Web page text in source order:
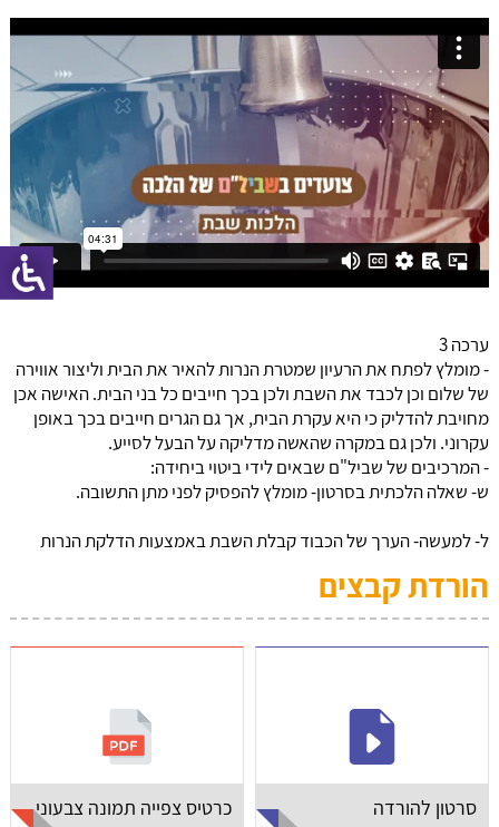
ערכה 3
- מומלץ לפתח את הרעיון שמטרת הנרות להאיר את הבית וליצור אווירה
של שלום וכן לכבד את השבת ולכן בכך חייבים כל בני הבית. האישה אכן
מחויבת להדליק כי היא עקרת הבית, אך גם הגרים חייבים בכך באופן
עקרוני. ולכן גם במקרה שהאשה מדליקה על הבעל לסייע.
- המרכיבים של שביל"ם שבאים לידי ביטוי ביחידה:
ש- שאלה הלכתית בסרטון- מומלץ להפסיק לפני מתן התשובה.
ל- למעשה- הערך של הכבוד קבלת השבת באמצעות הדלקת הנרות
הורדת קבצים
סרטון להורדה כרטיס צפייה תמונה צבעוני